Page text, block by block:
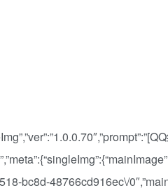
bc8d-48766cd916ec\/